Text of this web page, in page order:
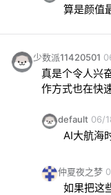
算是颜值
少数派11420501
真是个令人兴
作方式也在快
default 06/
AI大航海
仲夏夜之梦
如果把这